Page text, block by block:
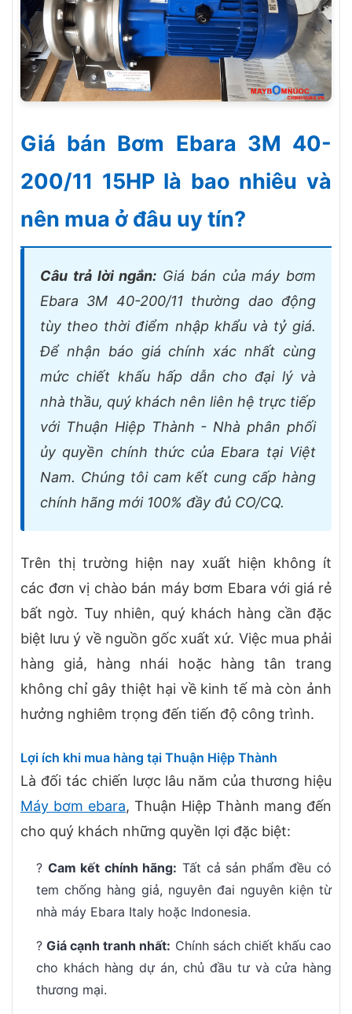
Giá bán Bơm Ebara 3M 40-
200/11 15HP là bao nhiêu và
nên mua ở đâu uy tín?
Câu trả lời ngắn: Giá bán của máy bơm
Ebara 3M 40-200/11 thường dao động
tùy theo thời điểm nhập khẩu và tỷ giá.
Để nhận báo giá chính xác nhất cùng
mức chiết khấu hấp dẫn cho đại lý và
nhà thầu, quý khách nên liên hệ trực tiếp
với Thuận Hiệp Thành - Nhà phân phối
ủy quyền chính thức của Ebara tại Việt
Nam. Chúng tôi cam kết cung cấp hàng
chính hãng mới 100% đầy đủ CO/CQ.
Trên thị trường hiện nay xuất hiện không ít
các đơn vị chào bán máy bơm Ebara với giá rẻ
bất ngờ. Tuy nhiên, quý khách hàng cần đặc
biệt lưu ý về nguồn gốc xuất xứ. Việc mua phải
hàng giả, hàng nhái hoặc hàng tân trang
không chỉ gây thiệt hại về kinh tế mà còn ảnh
hưởng nghiêm trọng đến tiến độ công trình.
Lợi ích khi mua hàng tại Thuận Hiệp Thành
Là đối tác chiến lược lâu năm của thương hiệu
Máy bơm ebara, Thuận Hiệp Thành mang đến
cho quý khách những quyền lợi đặc biệt:
? Cam kết chính hãng: Tất cả sản phẩm đều có
tem chống hàng giả, nguyên đai nguyên kiện từ
nhà máy Ebara Italy hoặc Indonesia.
?Giá cạnh tranh nhất: Chính sách chiết khấu cao
cho khách hàng dự án, chủ đầu tư và cửa hàng
thương mại.